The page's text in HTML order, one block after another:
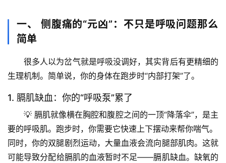
一、 侧腹痛的“元凶”：不只是呼吸问题那么
简单
很多人以为岔气就是呼吸没调好，其实背后有更精细的
生理机制。简单说，你的身体在跑步时“内部打架”了。
1. 膈肌缺血：你的“呼吸泵”累了
💡 膈肌就像横在胸腔和腹腔之间的一顶“降落伞”，是主
要的呼吸肌。跑步时，你需要它快速上下摆动来帮你喘气。
同时，你的双腿剧烈运动，大量血液会流向腿部肌肉。这就
可能导致分配给膈肌的血液暂时不足——膈肌缺血。缺氧的